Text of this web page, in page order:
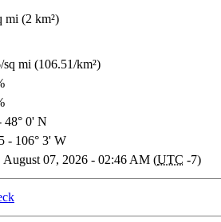
mi (2 km²)
sq mi (106.51/km²)
48° 0' N
- 106° 3' W
August 07, 2026 - 02:46 AM (UTC -7)